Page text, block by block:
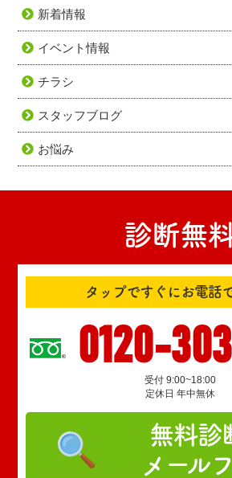
新着情報
イベント情報
チラシ
スタッフブログ
お悩み
診断無
タップですぐにお電話
0120-
受付 9:00~18:00
定休日 年中無休
無料診
メール